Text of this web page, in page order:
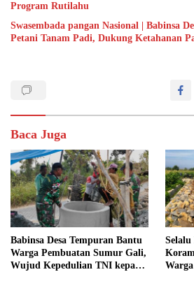
Program Rutilahu
Swasembada pangan Nasional | Babinsa
Petani Tanam Padi, Dukung Ketahanan
Baca Juga
Babinsa Desa Tempuran Bantu
Warga Pembuatan Sumur Gali,
Wujud Kepedulian TNI kepada
Selalu